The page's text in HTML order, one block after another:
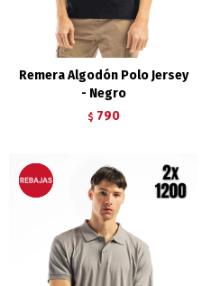
Remera Algodón Polo Jersey
- Negro
$ 790